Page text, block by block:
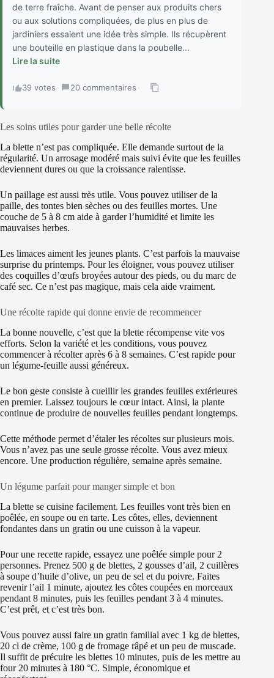
de terre fraîche. Avant de penser aux produits chers
ou aux solutions compliquées, de plus en plus de
jardiniers essaient une idée très simple. Ils récupèrent
une bouteille en plastique dans la poubelle...
Lire la suite
39 votes · 20 commentaires ·
Les soins utiles pour garder une belle récolte
La blette n’est pas compliquée. Elle demande surtout de la
régularité. Un arrosage modéré mais suivi évite que les feuilles
deviennent dures ou que la croissance ralentisse.
Un paillage est aussi très utile. Vous pouvez utiliser de la
paille, des tontes bien sèches ou des feuilles mortes. Une
couche de 5 à 8 cm aide à garder l’humidité et limite les
mauvaises herbes.
Les limaces aiment les jeunes plants. C’est parfois la mauvaise
surprise du printemps. Pour les éloigner, vous pouvez utiliser
des coquilles d’œufs broyées autour des pieds, ou du marc de
café sec. Ce n’est pas magique, mais cela aide vraiment.
Une récolte rapide qui donne envie de recommencer
La bonne nouvelle, c’est que la blette récompense vite vos
efforts. Selon la variété et les conditions, vous pouvez
commencer à récolter après 6 à 8 semaines. C’est rapide pour
un légume-feuille aussi généreux.
Le bon geste consiste à cueillir les grandes feuilles extérieures
en premier. Laissez toujours le cœur intact. Ainsi, la plante
continue de produire de nouvelles feuilles pendant longtemps.
Cette méthode permet d’étaler les récoltes sur plusieurs mois.
Vous n’avez pas une seule grosse récolte. Vous avez mieux
encore. Une production régulière, semaine après semaine.
Un légume parfait pour manger simple et bon
La blette se cuisine facilement. Les feuilles vont très bien en
poêlée, en soupe ou en tarte. Les côtes, elles, deviennent
fondantes dans un gratin ou une cuisson à la vapeur.
Pour une recette rapide, essayez une poêlée simple pour 2
personnes. Prenez 500 g de blettes, 2 gousses d’ail, 2 cuillères
à soupe d’huile d’olive, un peu de sel et du poivre. Faites
revenir l’ail 1 minute, ajoutez les côtes coupées en morceaux
pendant 8 minutes, puis les feuilles pendant 3 à 4 minutes.
C’est prêt, et c’est très bon.
Vous pouvez aussi faire un gratin familial avec 1 kg de blettes,
20 cl de crème, 100 g de fromage râpé et un peu de muscade.
Il suffit de précuire les blettes 10 minutes, puis de les mettre au
four 20 minutes à 180 °C. Simple, économique et